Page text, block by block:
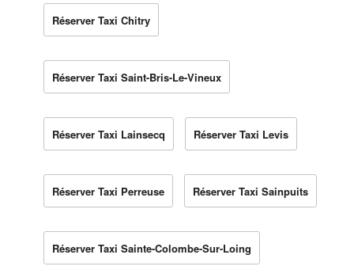
Réserver Taxi Chitry
Réserver Taxi Saint-Bris-Le-Vineux
Réserver Taxi Lainsecq Réserver Taxi Levis
Réserver Taxi Perreuse Réserver Taxi Sainpuits
Réserver Taxi Sainte-Colombe-Sur-Loing